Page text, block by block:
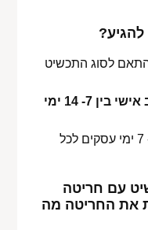
לסוג התכשיט
מוצרים עם חריטה / עיצוב אישי בין 7- 14 ימי
מוצרים ללא חריטה 3 עד כ- 7 ימי עסקים לכל
עם חריטה
את החריטה מה